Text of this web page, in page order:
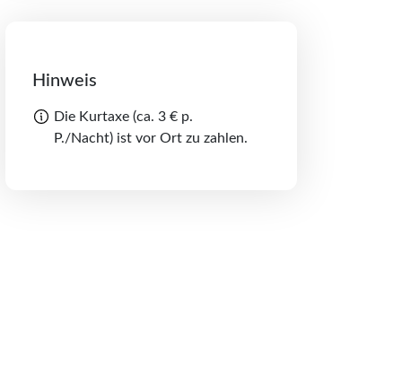
Hinweis
Die Kurtaxe (ca. 3 € p.
P./Nacht) ist vor Ort zu zahlen.